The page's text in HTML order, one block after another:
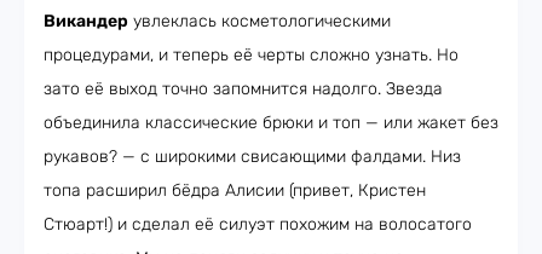
Викандер увлеклась косметологическими
процедурами, и теперь её черты сложно узнать. Но
зато её выход точно запомнится надолго. Звезда
объединила классические брюки и топ — или жакет без
рукавов? — с широкими свисающими фалдами. Низ
топа расширил бёдра Алисии (привет, Кристен
Стюарт!) и сделал её силуэт похожим на волосатого